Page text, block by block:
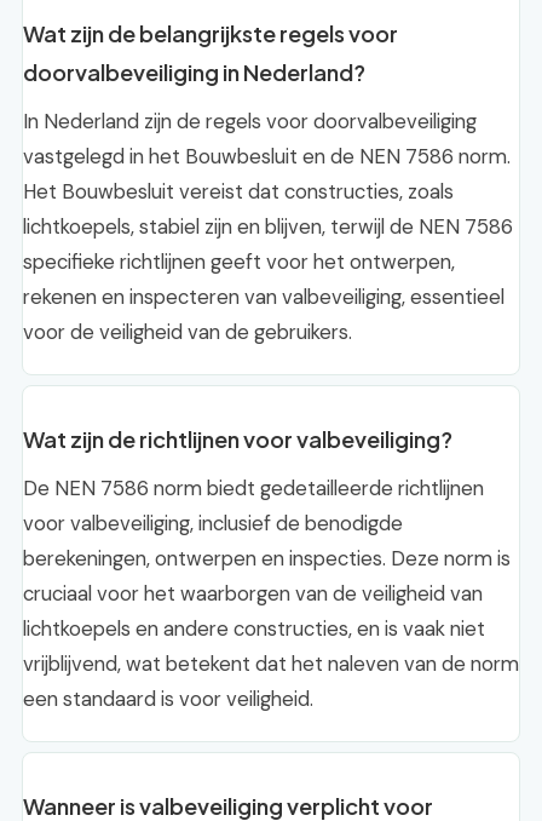
Wat zijn de belangrijkste regels voor
doorvalbeveiliging in Nederland?
In Nederland zijn de regels voor doorvalbeveiliging
vastgelegd in het Bouwbesluit en de NEN 7586 norm.
Het Bouwbesluit vereist dat constructies, zoals
lichtkoepels, stabiel zijn en blijven, terwijl de NEN 7586
specifieke richtlijnen geeft voor het ontwerpen,
rekenen en inspecteren van valbeveiliging, essentieel
voor de veiligheid van de gebruikers.
Wat zijn de richtlijnen voor valbeveiliging?
De NEN 7586 norm biedt gedetailleerde richtlijnen
voor valbeveiliging, inclusief de benodigde
berekeningen, ontwerpen en inspecties. Deze norm is
cruciaal voor het waarborgen van de veiligheid van
lichtkoepels en andere constructies, en is vaak niet
vrijblijvend, wat betekent dat het naleven van de norm
een standaard is voor veiligheid.
Wanneer is valbeveiliging verplicht voor